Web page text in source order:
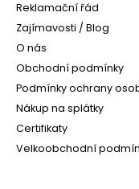
Reklamační řád
Zajímavosti / Blog
O nás
Obchodní podmínky
Podmínky ochrany
Nákup na splátky
Certifikaty
Velkoobchodní